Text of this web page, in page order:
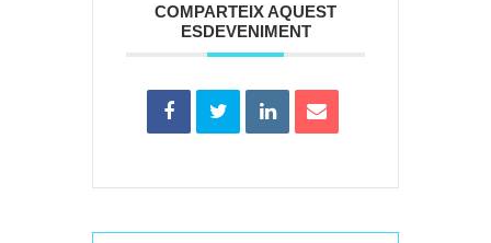
COMPARTEIX AQUEST
ESDEVENIMENT